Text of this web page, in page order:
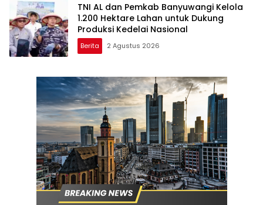
TNI AL dan Pemkab Banyuwangi Kelola
1.200 Hektare Lahan untuk Dukung
Produksi Kedelai Nasional
Berita 2 Agustus 2026